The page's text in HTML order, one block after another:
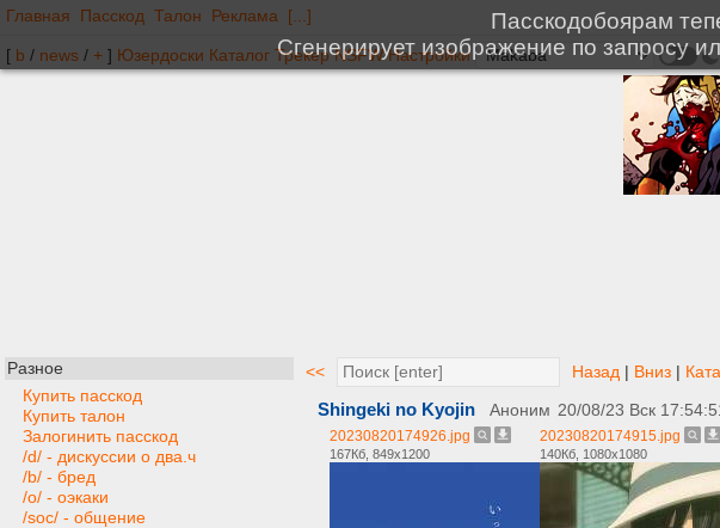
Главная Пасскод Талон Реклама [...]
[ b / news / + ] Юзердоски Каталог Трекер NSFW Настройки
Разное
Купить пасскод
Купить талон
Залогинить пасскод
/d/ - дискуссии о два.ч
/b/ - бред
/o/ - оэкаки
/soc/ - общение
<< Назад | Вниз |
Shingeki no Kyojin Аноним 20/08/23 Вск
20230820174926.jpg
167Кб, 849x1200
20230820174915.jpg
140Кб, 1080x1080